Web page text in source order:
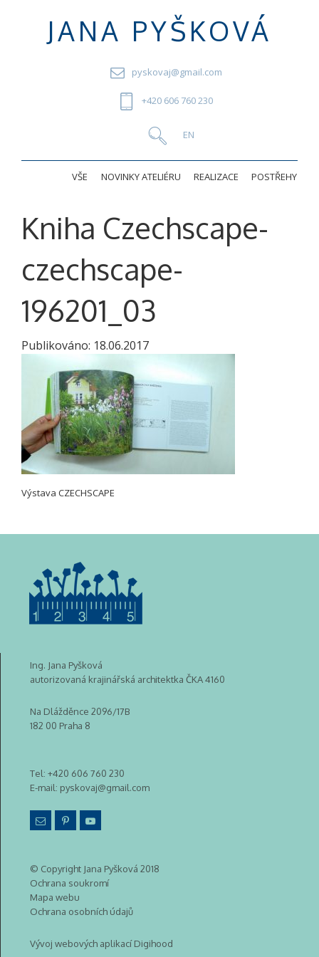
JANA PYŠKOVÁ
pyskovaj@gmail.com
+420 606 760 230
VŠE NOVINKY ATELIÉRU REALIZACE POSTŘEHY
Kniha Czechscape-
czechscape-
196201_03
Publikováno: 18.06.2017
Výstava CZECHSCAPE
Ing. Jana Pyšková
autorizovaná krajinářská architektka ČKA 4160
Na Dlážděnce 2096/17B
182 00 Praha 8
Tel: +420 606 760 230
E-mail: pyskovaj@gmail.com
© Copyright Jana Pyšková 2018
Ochrana soukromí
Mapa webu
Ochrana osobních údajů
Vývoj webových aplikací Digihood